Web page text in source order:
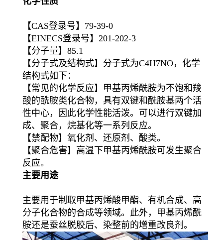
【CAS登录号】79-39-0
【EINECS登录号】201-202-3
【分子量】85.1
【分子式及结构式】分子式为C4H7NO，化学
结构式如下：
【常见的化学反应】甲基丙烯酰胺为不饱和羧
酸的酰胺类化合物，具有双键和酰胺基两个活
性中心，因此化学性能活泼。可以进行双键加
成、聚合，烷基化等一系列反应。
【禁配物】氧化剂、还原剂、酸类。
【聚合危害】高温下甲基丙烯酰胺可发生聚合
反应。
主要用途
主要用于制取甲基丙烯酸甲酯、有机合成、高
分子化合物的合成等领域。此外，甲基丙烯酰
胺还是蚕丝脱胶后、染整前的增重改良剂。